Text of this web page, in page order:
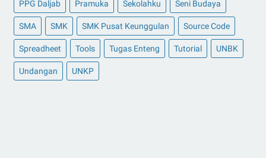
PPG Daljab Pramuka Sekolahku Seni Budaya
SMA SMK SMK Pusat Keunggulan Source Code
Spreadheet Tools Tugas Enteng Tutorial UNBK
Undangan UNKP